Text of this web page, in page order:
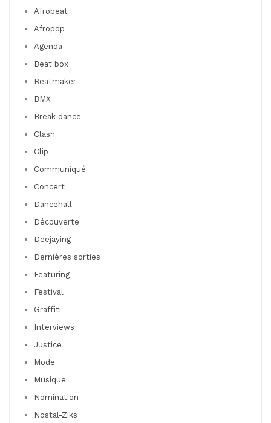
Afrobeat
Afropop
Agenda
Beat box
Beatmaker
BMX
Break dance
Clash
Clip
Communiqué
Concert
Dancehall
Découverte
Deejaying
Dernières sorties
Featuring
Festival
Graffiti
Interviews
Justice
Mode
Musique
Nomination
Nostal-Ziks